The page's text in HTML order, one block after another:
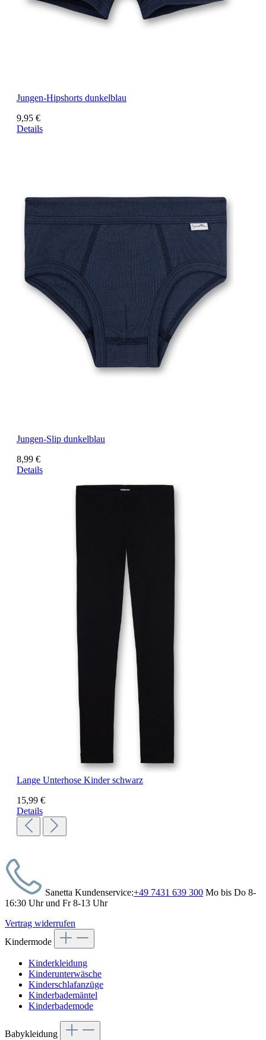
Jungen-Hipshorts dunkelblau
9,95 €
Details
Jungen-Slip dunkelblau
8,99 €
Details
Lange Unterhose Kinder schwarz
15,99 €
Details
Sanetta Kundenservice:+49 7431 639 300 Mo bis Do 8-
16:30 Uhr und Fr 8-13 Uhr
Vertrag widerrufen
Kindermode
Kinderkleidung
Kinderunterwäsche
Kinderschlafanzüge
Kinderbademäntel
Kinderbademode
Babykleidung